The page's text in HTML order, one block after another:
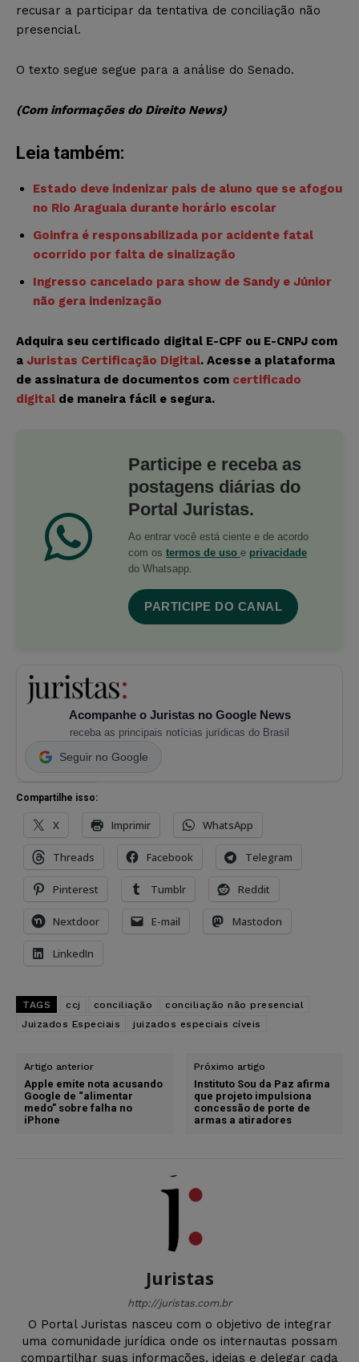
recusar a participar da tentativa de conciliação não
presencial.
O texto segue segue para a análise do Senado.
(Com informações do Direito News)
Leia também:
Estado deve indenizar pais de aluno que se afogou
no Rio Araguaia durante horário escolar
Goinfra é responsabilizada por acidente fatal
ocorrido por falta de sinalização
Ingresso cancelado para show de Sandy e Júnior
não gera indenização
Adquira seu certificado digital E-CPF ou E-CNPJ com
a Juristas Certificação Digital. Acesse a plataforma
de assinatura de documentos com certificado
digital de maneira fácil e segura.
Participe e receba as
postagens diárias do
Portal Juristas.
Ao entrar você está ciente e de acordo
com os termos de uso e privacidade
do Whatsapp.
PARTICIPE DO CANAL
Acompanhe o Juristas no Google News
receba as principais notícias jurídicas do Brasil
Seguir no Google
Compartilhe isso:
X Imprimir WhatsApp
Threads Facebook Telegram
Pinterest Tumblr Reddit
Nextdoor E-mail Mastodon
LinkedIn
TAGS ccj conciliação
conciliação não presencial
Juizados Especiais
juizados especiais cíveis
Artigo anterior
Apple emite nota acusando
Google de “alimentar
medo” sobre falha no
iPhone
Próximo artigo
Instituto Sou da Paz afirma
que projeto impulsiona
concessão de porte de
armas a atiradores
Juristas
http://juristas.com.br
O Portal Juristas nasceu com o objetivo de integrar
uma comunidade jurídica onde os internautas possam
compartilhar suas informações, ideias e delegar cada